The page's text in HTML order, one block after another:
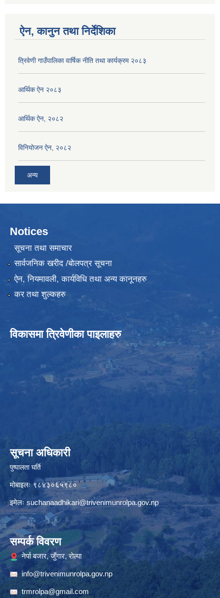
ऐन, कानुन तथा निर्देशिका
त्रिवेणी गाउँपालिका वार्षिक नीति तथा कार्यक्रम २०८३
आर्थिक ऐन २०८३
आर्थिक ऐन, २०८२
विनियोजन ऐन, २०८२
अन्य
Notices
सूचना तथा समाचार
सार्वजनिक खरीद /बोलपत्र सूचना
ऐन, नियमावली, कार्यविधि तथा अन्य कानूनहरु
कर तथा शुल्कहरु
विकासमा त्रिवेणीका पाइलाहरु
सूचना अधिकारी
पुष्पालता घर्ति
मोबाइलः ९८४३०६५९८०
इमेलःsuchanaadhikari@trivenimunrolpa.gov.np
सम्पर्क विवरण
नेर्पा बजार, जुँगार, रोल्पा
info@trivenimunrolpa.gov.np
trmrolpa@gmail.com